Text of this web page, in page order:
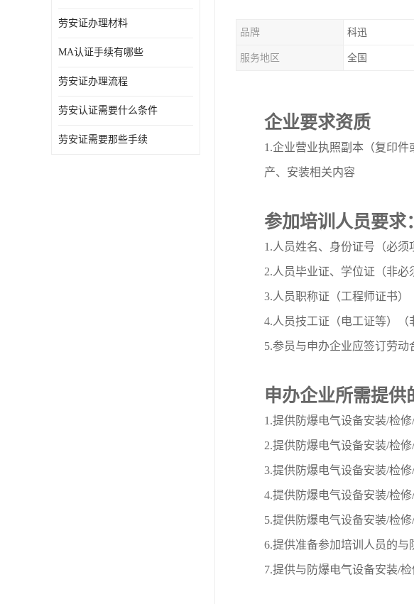
劳安证办理材料
MA认证手续有哪些
劳安证办理流程
劳安认证需要什么条件
劳安证需要那些手续
品牌 科迅
服务地区 全国
企业要求资质
1.企业营业执照副本（复印
产、安装相关内容
参加培训人员要求：
1.人员姓名、身份证号（必须
2.人员毕业证、学位证（非必
3.人员职称证（工程师证书）
4.人员技工证（电工证等）（
5.参员与申办企业应签订劳动
申办企业所需提供
1.提供防爆电气设备安装/检
2.提供防爆电气设备安装/检
3.提供防爆电气设备安装/检
4.提供防爆电气设备安装/检修
5.提供防爆电气设备安装/检
6.提供准备参加培训人员的
7.提供与防爆电气设备安装/